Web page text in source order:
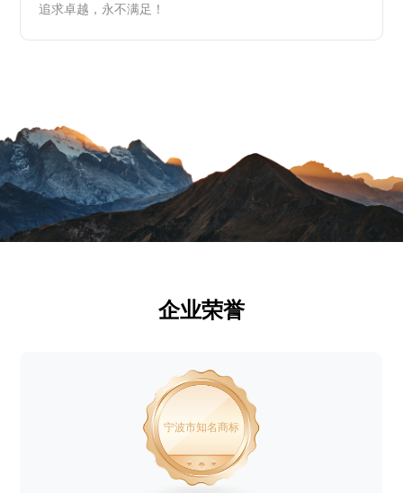
追求卓越，永不满足！
企业荣誉
宁波市知名商标